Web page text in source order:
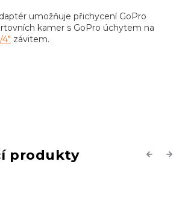
umožňuje přichycení GoPro
kamer s GoPro úchytem na
4" závitem.
produkty Previous
Next